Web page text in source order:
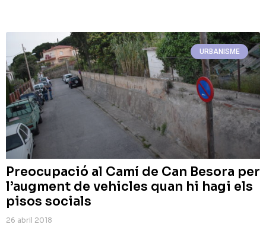
URBANISME
Preocupació al Camí de Can Besora per
l’augment de vehicles quan hi hagi els
pisos socials
26 abril 2018